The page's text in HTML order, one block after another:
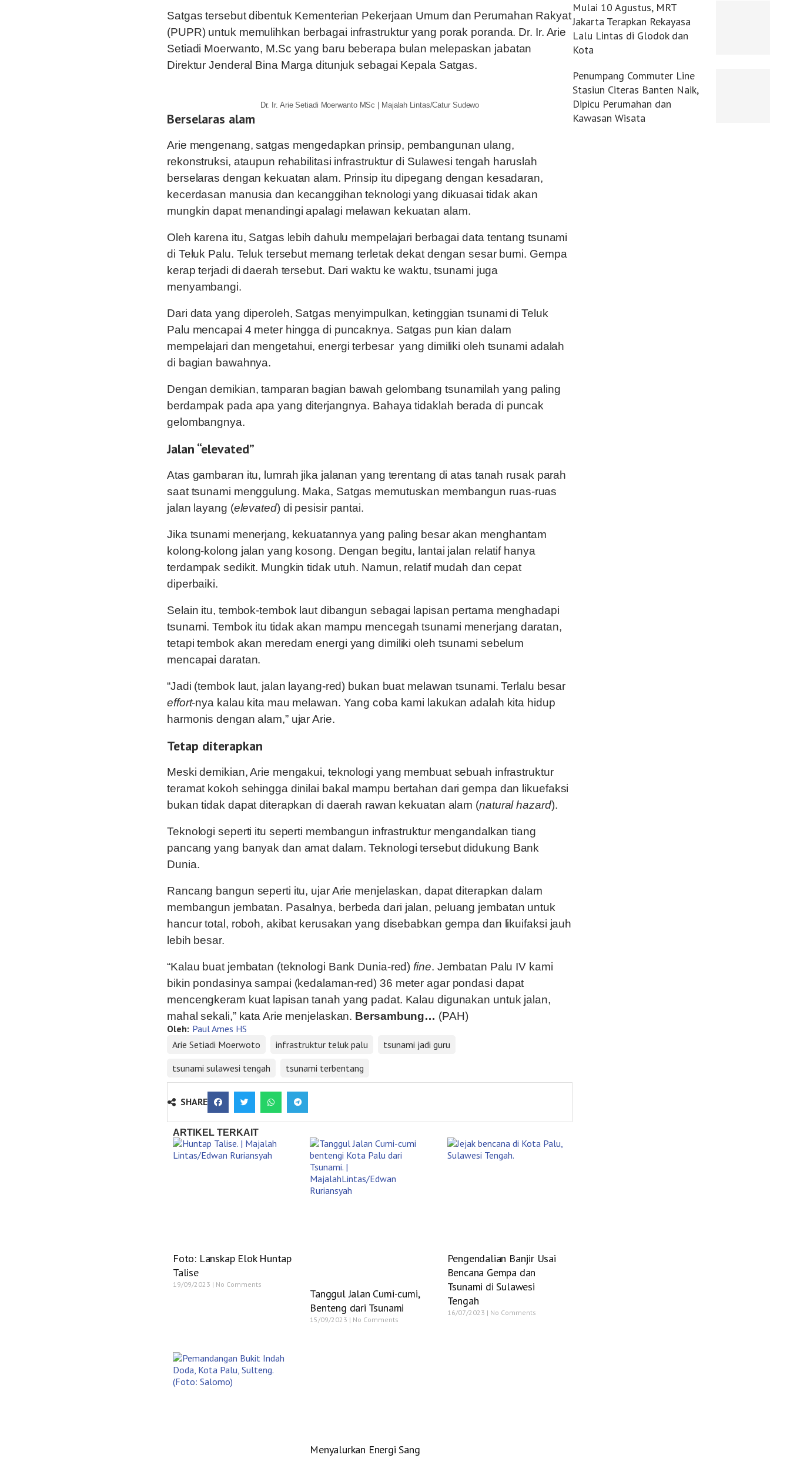
Satgas tersebut dibentuk Kementerian Pekerjaan Umum dan Perumahan Rakyat
(PUPR) untuk memulihkan berbagai infrastruktur yang porak poranda. Dr. Ir. Arie
Setiadi Moerwanto, M.Sc yang baru beberapa bulan melepaskan jabatan
Direktur Jenderal Bina Marga ditunjuk sebagai Kepala Satgas.
Dr. Ir. Arie Setiadi Moerwanto MSc | Majalah Lintas/Catur Sudewo
Berselaras alam
Arie mengenang, satgas mengedapkan prinsip, pembangunan ulang,
rekonstruksi, ataupun rehabilitasi infrastruktur di Sulawesi tengah haruslah
berselaras dengan kekuatan alam. Prinsip itu dipegang dengan kesadaran,
kecerdasan manusia dan kecanggihan teknologi yang dikuasai tidak akan
mungkin dapat menandingi apalagi melawan kekuatan alam.
Oleh karena itu, Satgas lebih dahulu mempelajari berbagai data tentang tsunami
di Teluk Palu. Teluk tersebut memang terletak dekat dengan sesar bumi. Gempa
kerap terjadi di daerah tersebut. Dari waktu ke waktu, tsunami juga
menyambangi.
Dari data yang diperoleh, Satgas menyimpulkan, ketinggian tsunami di Teluk
Palu mencapai 4 meter hingga di puncaknya. Satgas pun kian dalam
mempelajari dan mengetahui, energi terbesar yang dimiliki oleh tsunami adalah
di bagian bawahnya.
Dengan demikian, tamparan bagian bawah gelombang tsunamilah yang paling
berdampak pada apa yang diterjangnya. Bahaya tidaklah berada di puncak
gelombangnya.
Jalan “elevated”
Atas gambaran itu, lumrah jika jalanan yang terentang di atas tanah rusak parah
saat tsunami menggulung. Maka, Satgas memutuskan membangun ruas-ruas
jalan layang (elevated) di pesisir pantai.
Jika tsunami menerjang, kekuatannya yang paling besar akan menghantam
kolong-kolong jalan yang kosong. Dengan begitu, lantai jalan relatif hanya
terdampak sedikit. Mungkin tidak utuh. Namun, relatif mudah dan cepat
diperbaiki.
Selain itu, tembok-tembok laut dibangun sebagai lapisan pertama menghadapi
tsunami. Tembok itu tidak akan mampu mencegah tsunami menerjang daratan,
tetapi tembok akan meredam energi yang dimiliki oleh tsunami sebelum
mencapai daratan.
“Jadi (tembok laut, jalan layang-red) bukan buat melawan tsunami. Terlalu besar
effort-nya kalau kita mau melawan. Yang coba kami lakukan adalah kita hidup
harmonis dengan alam,” ujar Arie.
Tetap diterapkan
Meski demikian, Arie mengakui, teknologi yang membuat sebuah infrastruktur
teramat kokoh sehingga dinilai bakal mampu bertahan dari gempa dan likuefaksi
bukan tidak dapat diterapkan di daerah rawan kekuatan alam (natural hazard).
Teknologi seperti itu seperti membangun infrastruktur mengandalkan tiang
pancang yang banyak dan amat dalam. Teknologi tersebut didukung Bank
Dunia.
Rancang bangun seperti itu, ujar Arie menjelaskan, dapat diterapkan dalam
membangun jembatan. Pasalnya, berbeda dari jalan, peluang jembatan untuk
hancur total, roboh, akibat kerusakan yang disebabkan gempa dan likuifaksi jauh
lebih besar.
“Kalau buat jembatan (teknologi Bank Dunia-red) fine. Jembatan Palu IV kami
bikin pondasinya sampai (kedalaman-red) 36 meter agar pondasi dapat
mencengkeram kuat lapisan tanah yang padat. Kalau digunakan untuk jalan,
mahal sekali,” kata Arie menjelaskan. Bersambung… (PAH)
Oleh: Paul Ames HS
Arie Setiadi Moerwoto
infrastruktur teluk palu
tsunami jadi guru
tsunami sulawesi tengah
tsunami terbentang
SHARE
ARTIKEL TERKAIT
Foto: Lanskap Elok Huntap
Talise
19/09/2023 No Comments
Tanggul Jalan Cumi-cumi,
Benteng dari Tsunami
15/09/2023 No Comments
Pengendalian Banjir Usai
Bencana Gempa dan
Tsunami di Sulawesi
Tengah
16/07/2023 No Comments
Menyalurkan Energi Sang
Mulai 10 Agustus, MRT
Jakarta Terapkan Rekayasa
Lalu Lintas di Glodok dan
Kota
Penumpang Commuter Line
Stasiun Citeras Banten Naik,
Dipicu Perumahan dan
Kawasan Wisata